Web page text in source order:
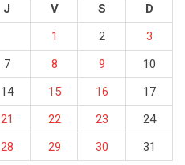
J V S
D
1
2
3
7 8 9
10
14 15 16
17
21 22 23
24
28 29 30 31